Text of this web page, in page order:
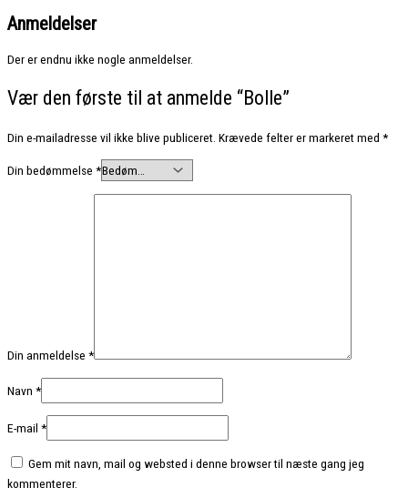
Anmeldelser
Der er endnu ikke nogle anmeldelser.
Vær den første til at anmelde “Bolle”
Din e-mailadresse vil ikke blive publiceret. Krævede felter er markeret med *
Din bedømmelse *
Din anmeldelse *
Navn *
E-mail *
Gem mit navn, mail og websted i denne browser til næste gang jeg
kommenterer.